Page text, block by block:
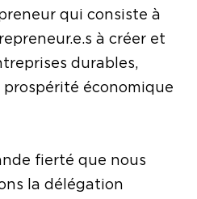
qui consiste à
à créer et
durables,
économique
fierté que nous
la délégation